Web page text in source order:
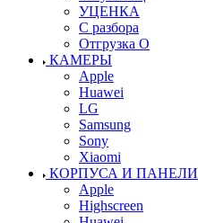
УЦЕНКА
С разбора
Отгрузка О
КАМЕРЫ
Apple
Huawei
LG
Samsung
Sony
Xiaomi
КОРПУСА И ПАНЕЛИ
Apple
Highscreen